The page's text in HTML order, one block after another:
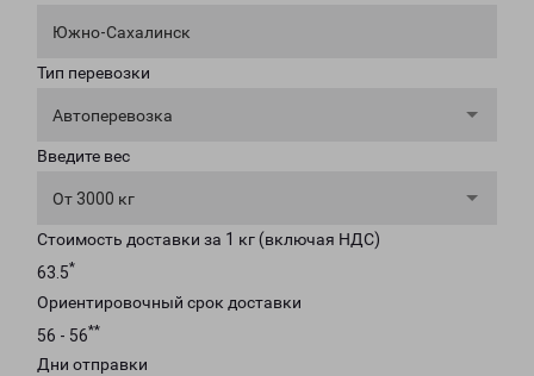
Южно-Сахалинск
Тип перевозки
Автоперевозка
Введите вес
От 3000 кг
Стоимость доставки за 1 кг (включая НДС)
63.5*
Ориентировочный срок доставки
56 - 56**
Дни отправки